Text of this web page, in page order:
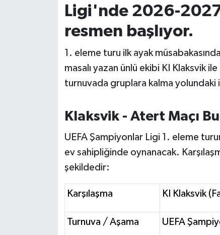
Ligi'nde 2026-
resmen başlıyor.
1. eleme turu ilk ayak
masalı yazan ünlü ekibi KI Klaksvik
turnuvada gruplara kalma yolundaki
Klaksvik - Atert Maçı
UEFA Şampiyonlar Ligi 1. eleme
ev sahipliğinde oynanacak.
şekildedir:
Karşılaşma KI Klaksvik
Turnuva / Aşama UEFA
KÜLTÜR-SANAT
Resmi İlanlar